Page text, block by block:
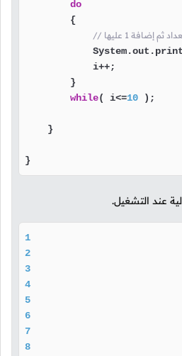
do
        {
إضافة 1 عليها
            i++;
        }
while( i<=10 );
    }
}
عند التشغيل.
1
2
3
4
5
6
7
8